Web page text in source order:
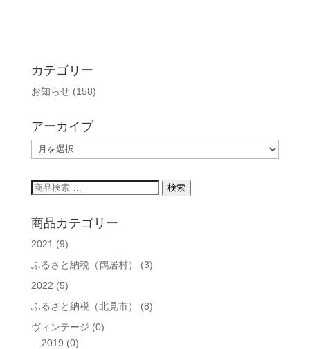
カテゴリー
お知らせ(158)
アーカイブ
ー
カ
イ
検
対
検索
商品カテゴリー
2021 (9)
ふるさと納税（鶴居村）
(3)
2022 (5)
ふるさと納税（北見市）
(8)
ヴィンテージ (0)
2019 (0)